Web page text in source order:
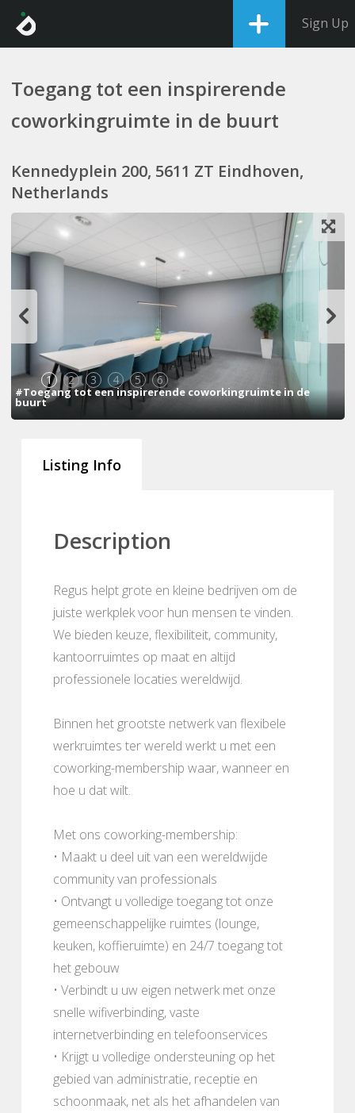
Sign Up
Toegang tot een inspirerende
coworkingruimte in de buurt
Kennedyplein 200, 5611 ZT Eindhoven,
Netherlands
1 2 3 4 5 6
#Toegang tot een inspirerende coworkingruimte in de
buurt
Listing Info
Description
Regus helpt grote en kleine bedrijven om de
juiste werkplek voor hun mensen te vinden.
We bieden keuze, flexibiliteit, community,
kantoorruimtes op maat en altijd
professionele locaties wereldwijd.
Binnen het grootste netwerk van flexibele
werkruimtes ter wereld werkt u met een
coworking-membership waar, wanneer en
hoe u dat wilt.
Met ons coworking-membership:
• Maakt u deel uit van een wereldwijde
community van professionals
• Ontvangt u volledige toegang tot onze
gemeenschappelijke ruimtes (lounge,
keuken, koffieruimte) en 24/7 toegang tot
het gebouw
• Verbindt u uw eigen netwerk met onze
snelle wifiverbinding, vaste
internetverbinding en telefoonservices
• Krijgt u volledige ondersteuning op het
gebied van administratie, receptie en
schoonmaak, net als het afhandelen van